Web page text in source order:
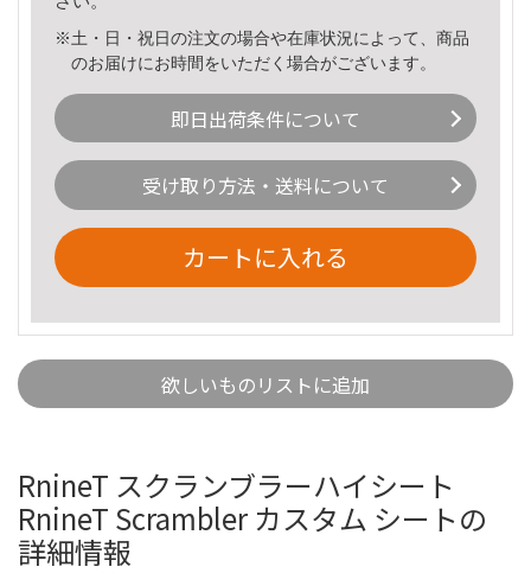
※土・日・祝日の注文の場合や在庫状況によって、商品
のお届けにお時間をいただく場合がございます。
即日出荷条件について
受け取り方法・送料について
カートに入れる
欲しいものリストに追加
RnineT スクランブラーハイシート
RnineT Scrambler カスタム シートの
詳細情報